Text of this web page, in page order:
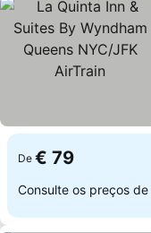
De € 79
Consulte os preços de